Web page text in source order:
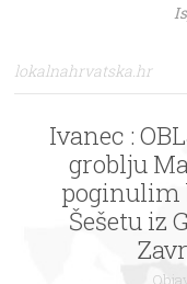
lokalnahrvatska.hr
Ivanec :
groblju
poginulim
Šešetu iz